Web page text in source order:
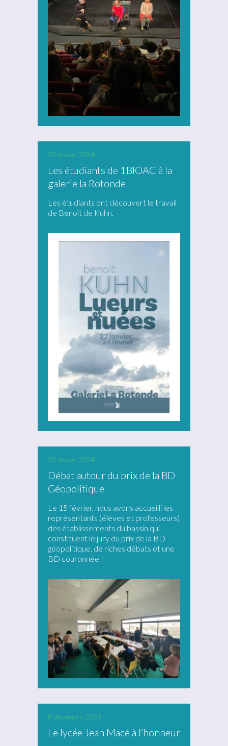
23 février 2024
Les étudiants de 1BIOAC à la
galerie la Rotonde
Les étudiants ont découvert le travail
de Benoît de Kuhn.
23 février 2024
Débat autour du prix de la BD
Géopolitique
Le 15 février, nous avons accueilli les
représentants (élèves et professeurs)
des établissements du bassin qui
constituent le jury du prix de la BD
géopolitique, de riches débats et une
BD couronnée !
8 décembre 2023
Le lycée Jean Macé à l’honneur